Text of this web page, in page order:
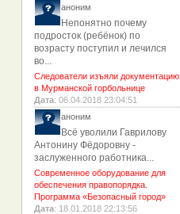
аноним
Непонятно почему
подросток (ребёнок) по
возрасту поступил и лечился
во...
Следователи изъяли документацию
в Мурманской горбольнице
Дата: 06.04.2018 23:04:51
аноним
Всё уволили Гаврилову
Антонину Фёдоровну -
заслуженного работника...
Современное оборудование для
обеспечения правопорядка.
Программа «Безопасный город»
Дата: 18.01.2018 22:13:56